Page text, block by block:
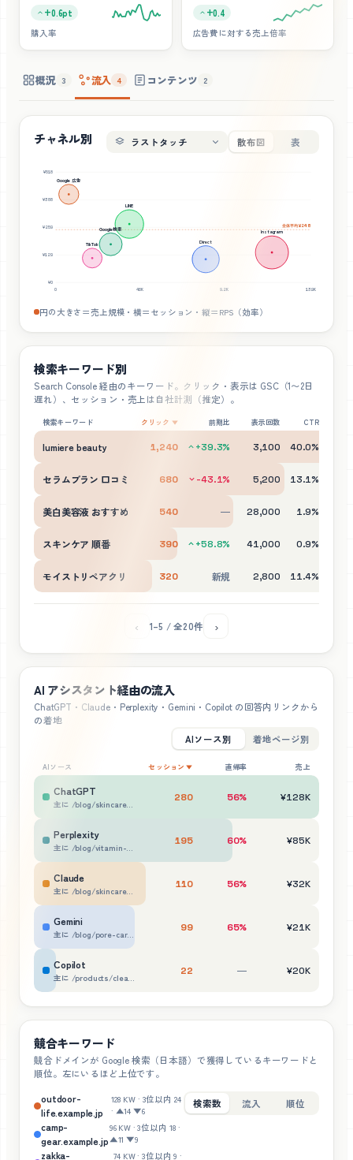
+0.6pt
購入率
+0.4
広告費に対する売上倍率
概況 3 流入 4 コンテンツ 2
チャネル別 散布図 表
¥0
¥129
¥259
¥388
¥518
0 4.6K 9.2K 13.9K
全体平均¥248
Instagram
LINE
Direct
Google検索
Google 広告
TikTok
円の大きさ＝売上規模・横＝セッション・縦＝RPS（効率）
検索キーワード別
Search Console 経由のキーワード。クリック・表示は GSC（1〜2日
遅れ）、セッション・売上は自社計測（推定）。
検索キーワード クリック ▼ 前期比 表示回数 CTR
lumiere beauty 1,240 +39.3% 3,100 40.0%
セラムブラン 口コミ 680 -43.1% 5,200 13.1%
美白美容液 おすすめ 540 — 28,000 1.9%
スキンケア 順番 390 +58.8% 41,000 0.9%
モイストリペアクリーム 320 新規 2,800 11.4%
‹ 1–5 / 全20件 ›
AI アシスタント経由の流入
ChatGPT・Claude・Perplexity・Gemini・Copilot の回答内リンクから
の着地
AIソース別
着地ページ別
AIソース セッション ▼ 直帰率 売上
ChatGPT
主に /blog/skincare-order-guide 他5ページ
280 56% ¥128K
Perplexity
主に /blog/vitamin-c-serum-guide 他4ページ
195 60% ¥85K
Claude
主に /blog/skincare-order-guide 他2ページ
110 56% ¥32K
Gemini
主に /blog/pore-care-basics 他3ページ
99 65% ¥21K
Copilot
主に /products/cleansing-balm 他1ページ
22 — ¥20K
競合キーワード
競合ドメインが Google 検索（日本語）で獲得しているキーワードと
順位。左にいるほど上位です。
outdoor-
life.example.jp
128 KW· 3位以内 24
· ▲14 ▼6
camp-
gear.example.jp
96 KW·3位以内 18 ·
▲11 ▼9
zakka- 74 KW·3位以内 9 ·
検索数 流入 順位